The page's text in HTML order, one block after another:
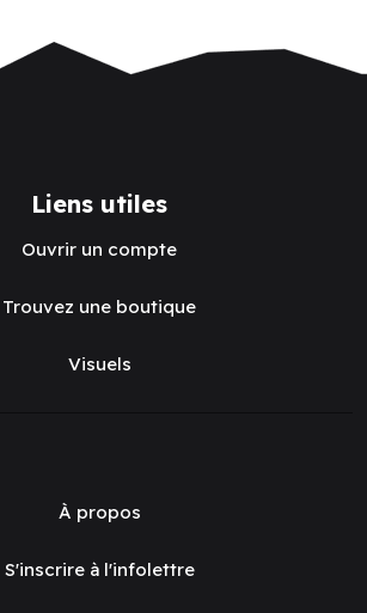
Liens utiles
Ouvrir un compte
Trouvez une boutique
Visuels
À propos
S'inscrire à l'infolettre